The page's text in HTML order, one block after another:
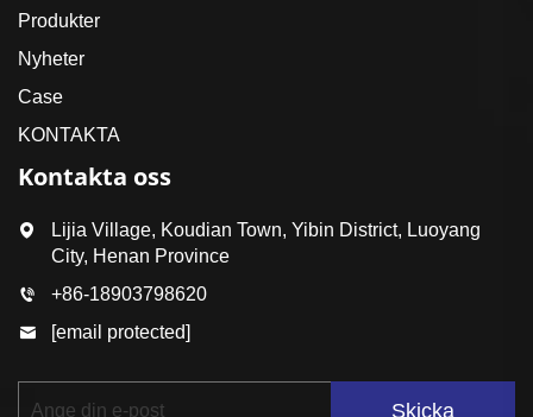
Produkter
Nyheter
Case
KONTAKTA
Kontakta oss
Lijia Village, Koudian Town, Yibin District, Luoyang
City, Henan Province
+86-18903798620
[email protected]
Skicka